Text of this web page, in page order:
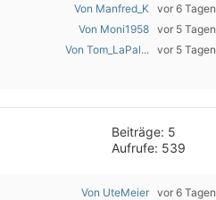
Von Manfred_K vor 6 Tagen
Von Moni1958 vor 5 Tagen
Von Tom_LaPal... vor 5 Tagen
Beiträge: 5
Aufrufe: 539
Von UteMeier vor 6 Tagen